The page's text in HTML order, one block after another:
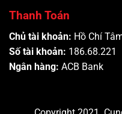
Thanh Toán
Chủ tài khoản: Hồ Chí
Số tài khoản: 186.68.221
Ngân hàng: ACB Bank